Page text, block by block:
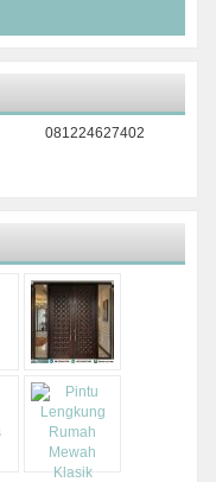
081224627402